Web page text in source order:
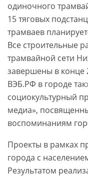
одиночного
15 тяговых
трамваев
Все строительные
трамвайной сети
завершены в конце
ВЭБ.РФ в городе
социокультурный
медиа»,
воспоминаниям
Проекты в рамках
города с
Результатом